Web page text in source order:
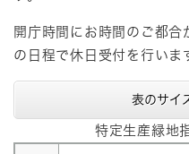
開庁時間にお時間のご都
の日程で休日受付を行いま
表のサイ
特定生産緑地